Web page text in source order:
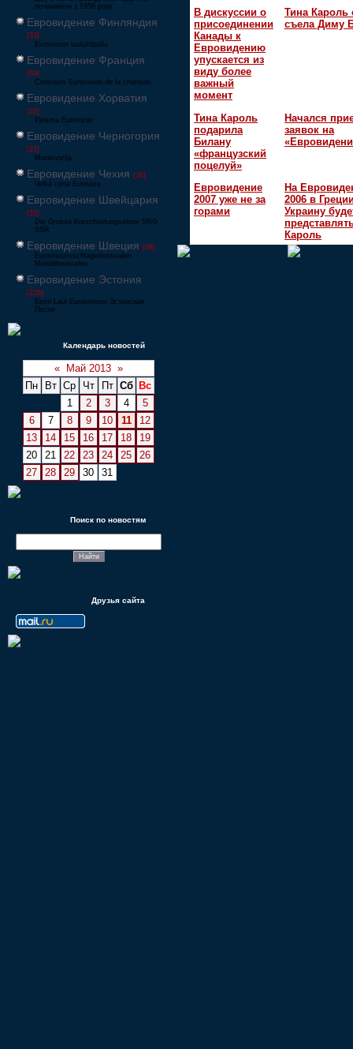
починаючи з 1956 року
Евровидение Финляндия
[33]
Eurovision laulukilpailu
Евровидение Франция
[49]
Concours Eurovision de la chanson
Евровидение Хорватия
[22]
Pjesma Eurovizije
Евровидение Черногория
[21]
Montevizija
Евровидение Чехия [26]
Velká cena Eurovize
Евровидение Швейцария
[35]
Die Grosse Entscheidungsshow SRG
SSR
Евровидение Швеция [48]
Eurovisionsschlagerfestivalen
Melodifestivalen
Евровидение Эстония
[226]
Eesti Laul Eurovisioon Эстонская
Песня
Календарь новостей
« Май 2013 »
Пн
Вт Ср Чт Пт Сб
Вс
1
2 3 4
5
6
7 8 9 10 11
12
13
14 15 16 17 18
19
20
21 22 23 24 25
26
27
28 29 30 31
Поиск по новостям
Друзья сайта
В дискуссии о
присоединении
Канады к
Евровидению
упускается из
виду более
важный
момент
Тина Кароль
съела Диму
Тина Кароль
подарила
Билану
«французский
поцелуй»
Начался
заявок на
Евровидение
2007 уже не за
горами
На
2006 в
Украину
Кароль